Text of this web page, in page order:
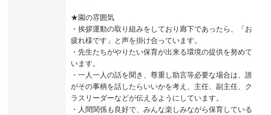
★園の雰囲気
・挨拶運動の取り組みをしており廊下であったら、「お
疲れ様です」と声を掛け合っています。
・先生たちがやりたい保育が出来る環境の提供を努めて
います。
・一人一人の話を聞き、尊重し助言等必要な場合は、誰
がその事柄を話したらいいかを考え、主任、副主任、ク
ラスリーダーなどが伝えるようにしています。
・人間関係も良好で、みんな楽しみながら保育している